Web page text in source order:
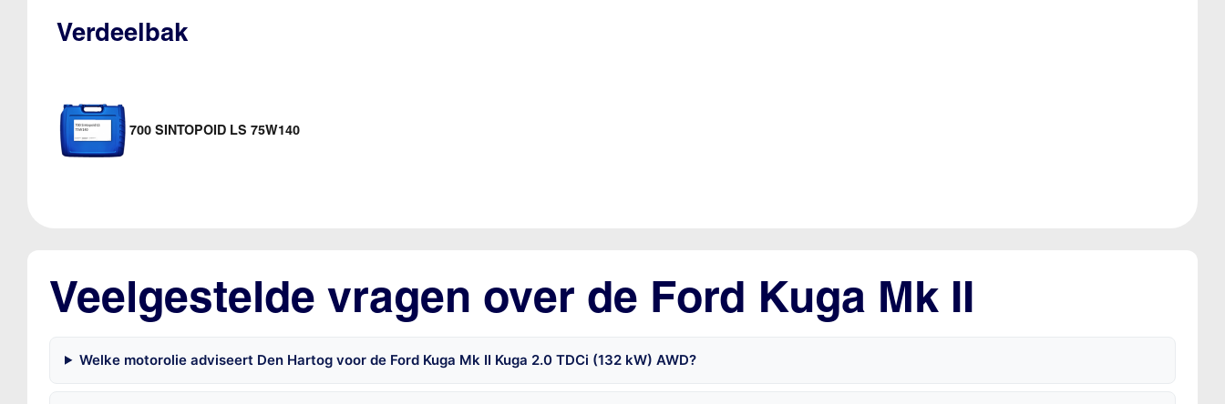
Verdeelbak
700 SINTOPOID LS 75W140
Veelgestelde vragen over de Ford Kuga Mk II
Welke motorolie adviseert Den Hartog voor de Ford Kuga Mk II Kuga 2.0 TDCi (132 kW) AWD?